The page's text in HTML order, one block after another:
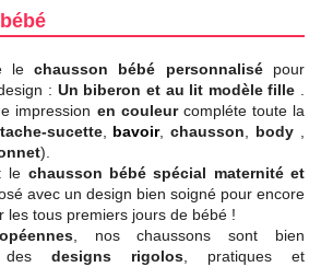
lechausson bébé personnalisépour
: Un biberon et au lit modèle fille
impression en couleurcompléte toute la
sucette, bavoir,chausson body
).
le chausson bébé spécial maternité et
avec un design bien soigné pour encore
les tous premiers jours de bébé !
, nos chaussons sont bien
des designs rigolos , pratiques et